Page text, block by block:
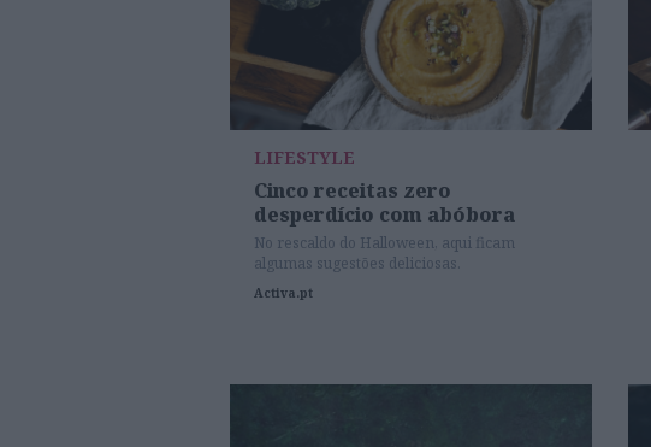
LIFESTYLE
Cinco receitas zero
desperdício com abóbora
No rescaldo do Halloween, aqui ficam
algumas sugestões deliciosas.
Activa.pt